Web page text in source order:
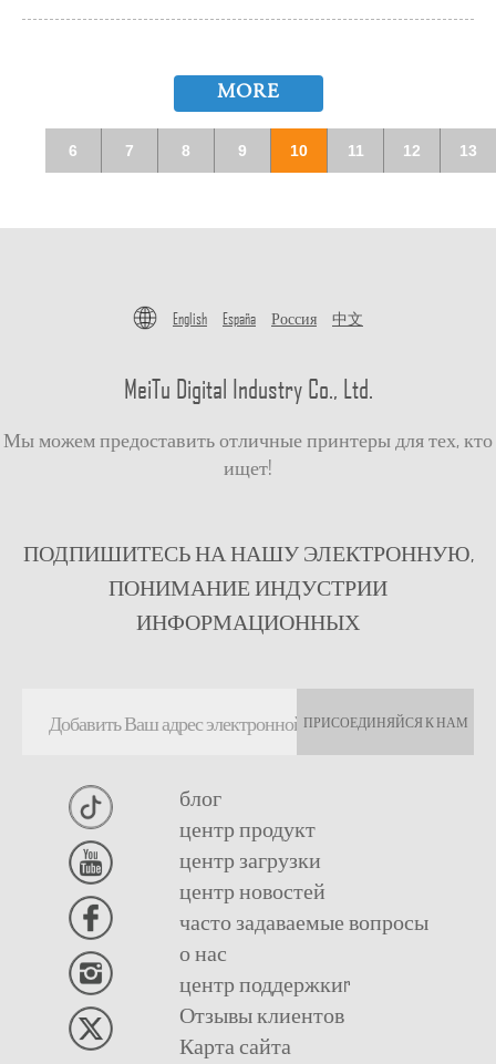
MORE
6 7 8 9 10 11 12 13
English España Россия 中文
MeiTu Digital Industry Co., Ltd.
Мы можем предоставить отличные принтеры для тех, кто
ищет!
ПОДПИШИТЕСЬ НА НАШУ ЭЛЕКТРОННУЮ,
ПОНИМАНИЕ ИНДУСТРИИ
ИНФОРМАЦИОННЫХ
ПРИСОЕДИНЯЙСЯ К НАМ
блог
центр продукт
центр загрузки
центр новостей
часто задаваемые вопросы
о нас
центр поддержкиr
Отзывы клиентов
Карта сайта